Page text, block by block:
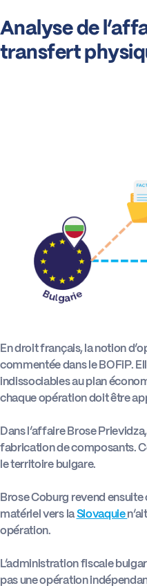
Analyse de
transfert
En droit français, la notion
commentée dans le BOFiP.
indissociables au plan
chaque opération doit être
Dans l’affaire Brose
fabrication de composants.
le territoire bulgare.
Brose Coburg revend
matériel vers laSlovaquie
opération.
L’administration fiscale
pas une opération